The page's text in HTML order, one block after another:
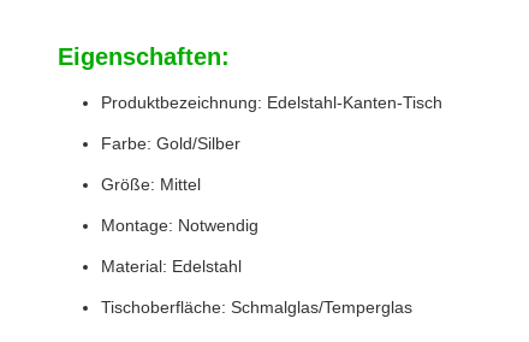
Eigenschaften:
Produktbezeichnung: Edelstahl-Kanten-Tisch
Farbe: Gold/Silber
Größe: Mittel
Montage: Notwendig
Material: Edelstahl
Tischoberfläche: Schmalglas/Temperglas